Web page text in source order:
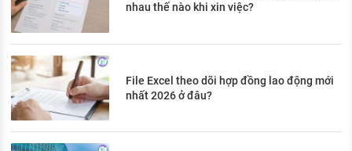
nhau thế nào khi xin việc?
File Excel theo dõi hợp đồng lao động mới
nhất 2026 ở đâu?